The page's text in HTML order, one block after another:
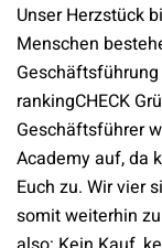
Unser Herzstück
Menschen
rankingCHECK
Geschäftsführer
Academy auf, da
Euch zu. Wir vier
somit weiterhin